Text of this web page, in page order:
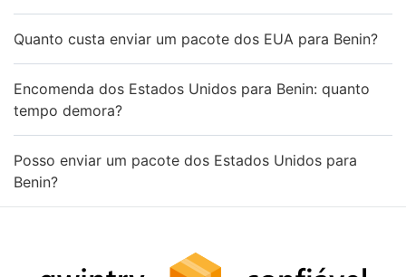
Quanto custa enviar um pacote dos EUA para Benin?
Encomenda dos Estados Unidos para Benin: quanto
tempo demora?
Posso enviar um pacote dos Estados Unidos para
Benin?